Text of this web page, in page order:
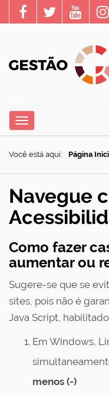
Toggle navigation
Você está aqui: Página
Navegue
Como fazer
aumentar ou
Sugere-se que se
sites, pois não é
Java Script,
Em Windows,
menos (-)